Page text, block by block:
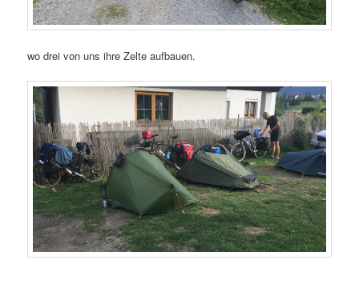
wo drei von uns ihre Zelte aufbauen.